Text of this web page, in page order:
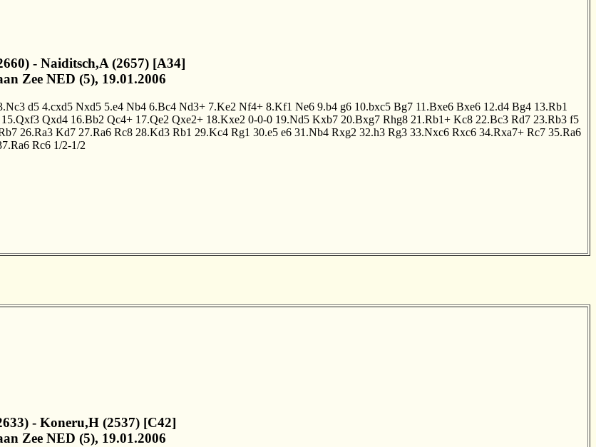
- Naiditsch,A (2657) [A34]
Zee NED (5), 19.01.2006
d5 4.cxd5 Nxd5 5.e4 Nb4 6.Bc4 Nd3+ 7.Ke2 Nf4+ 8.Kf1 Ne6 9.b4 g6 10.bxc5 Bg7 11.Bxe6 Bxe6 12.d4 Bg4 13.Rb1
15.Qxf3 Qxd4 16.Bb2 Qc4+ 17.Qe2 Qxe2+ 18.Kxe2 0-0-0 19.Nd5 Kxb7 20.Bxg7 Rhg8 21.Rb1+ Kc8 22.Bc3 Rd7 23.Rb3 f5
26.Ra3 Kd7 27.Ra6 Rc8 28.Kd3 Rb1 29.Kc4 Rg1 30.e5 e6 31.Nb4 Rxg2 32.h3 Rg3 33.Nxc6 Rxc6 34.Rxa7+ Rc7 35.Ra6
Rc6 1/2-1/2
- Koneru,H (2537) [C42]
Zee NED (5), 19.01.2006